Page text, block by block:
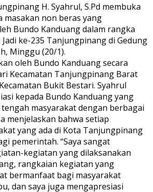
H. Syahrul, S.Pd membuka
masakan non beras yang
Bundo Kanduang dalam rangka
ke-235 Tanjungpinang di Gedung
Minggu (20/1).
oleh Bundo Kanduang secara
Kecamatan Tanjungpinang Barat
Bukit Bestari. Syahrul
kepada Bundo Kanduang yang
masyarakat dengan berbagai
menjelaskan bahwa setiap
yang ada di Kota Tanjungpinang
pemerintah. “Saya sangat
kegiatan yang dilaksanakan
rangkaian kegiatan yang
bermanfaat bagi masyarakat
dan saya juga mengapresiasi